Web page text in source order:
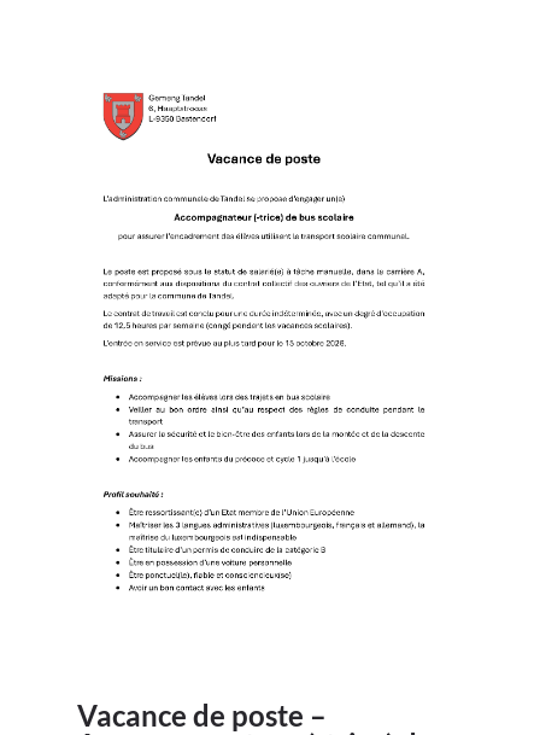
Vacance de poste –